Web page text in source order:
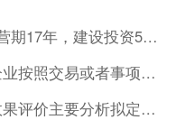
某建设项目建设期3年，生产经营期17年，建设投资5500万元
我国《企业会计准则》规定，企业按照交易或者事项的经济特征确定
对于非经营性技术方案，经济效果评价主要分析拟定方案的( )。